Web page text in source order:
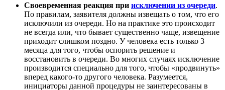
Своевременная реакция при исключении из очереди.
По правилам, заявителя должны извещать о том, что его
исключили из очереди. Но на практике это происходит
не всегда или, что бывает существенно чаще, извещение
приходит слишком поздно. У человека есть только 3
месяца для того, чтобы оспорить решение и
восстановить в очереди. Во многих случаях исключение
производится специально для того, чтобы «продвинуть»
вперед какого-то другого человека. Разумеется,
инициаторы данной процедуры не заинтересованы в